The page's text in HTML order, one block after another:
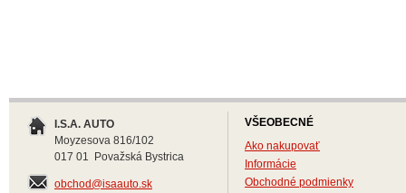
I.S.A. AUTO
Moyzesova 816/102
017 01 Považská Bystrica
obchod@isaauto.sk
VŠEOBECNÉ
Ako nakupovať
Informácie
Obchodné podmienky